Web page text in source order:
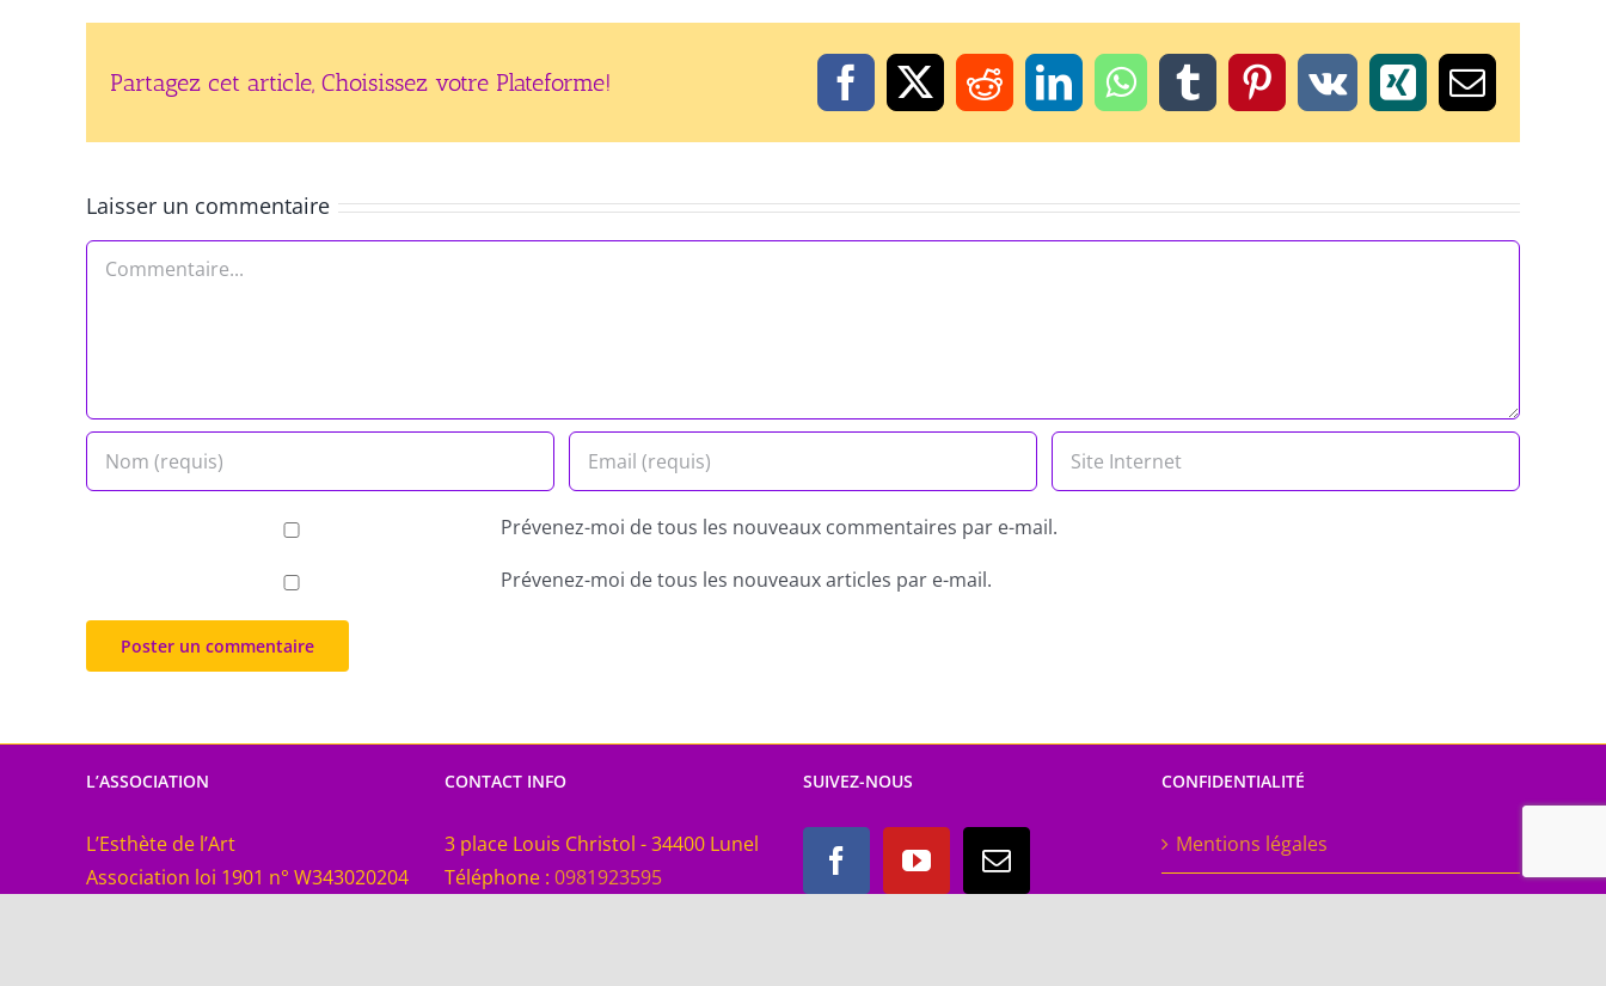
Partagez cet article, Choisissez votre Plateforme! Facebook
X RedditLinkedInWhatsApp
TumblrPinterest
Vk XingEmail
Laisser un commentaire
Commentaire
Prévenez-moi de tous les nouveaux commentaires par e-mail.
Prévenez-moi de tous les nouveaux articles par e-mail.
L’ASSOCIATION
L’Esthète de l’Art
Association loi 1901 n° W343020204
CONTACT INFO
3 place Louis Christol - 34400 Lunel
Téléphone : 0981923595
SUIVEZ-NOUS CONFIDENTIALITÉ
Mentions légales
Politique de confidentialité